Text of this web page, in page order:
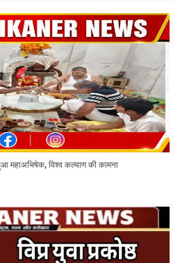
महाअभिषेक, विश्व कल्याण की कामना